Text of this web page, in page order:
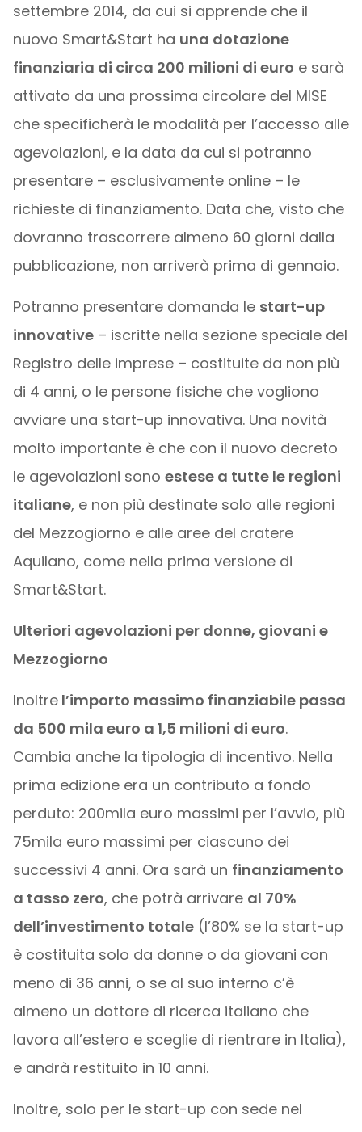
settembre 2014, da cui si apprende che il
nuovo Smart&Start ha una dotazione
finanziaria di circa 200 milioni di euro e sarà
attivato da una prossima circolare del MISE
che specificherà le modalità per l’accesso alle
agevolazioni, e la data da cui si potranno
presentare – esclusivamente online – le
richieste di finanziamento. Data che, visto che
dovranno trascorrere almeno 60 giorni dalla
pubblicazione, non arriverà prima di gennaio.
Potranno presentare domanda le start-up
innovative– iscritte nella sezione speciale del
Registro delle imprese – costituite da non più
di 4 anni, o le persone fisiche che vogliono
avviare una start-up innovativa. Una novità
molto importante è che con il nuovo decreto
le agevolazioni sono estese a tutte le regioni
italiane, e non più destinate solo alle regioni
del Mezzogiorno e alle aree del cratere
Aquilano, come nella prima versione di
Smart&Start.
Ulteriori agevolazioni per donne, giovani e
Mezzogiorno
Inoltrel’importo massimo finanziabile passa
da 500 mila euro a 1,5 milioni di euro.
Cambia anche la tipologia di incentivo. Nella
prima edizione era un contributo a fondo
perduto: 200mila euro massimi per l’avvio, più
75mila euro massimi per ciascuno dei
successivi 4 anni. Ora sarà un finanziamento
a tasso zero, che potrà arrivare al 70%
dell’investimento totale(l’80% se la start-up
è costituita solo da donne o da giovani con
meno di 36 anni, o se al suo interno c’è
almeno un dottore di ricerca italiano che
lavora all’estero e sceglie di rientrare in Italia),
e andrà restituito in 10 anni.
Inoltre, solo per le start-up con sede nel